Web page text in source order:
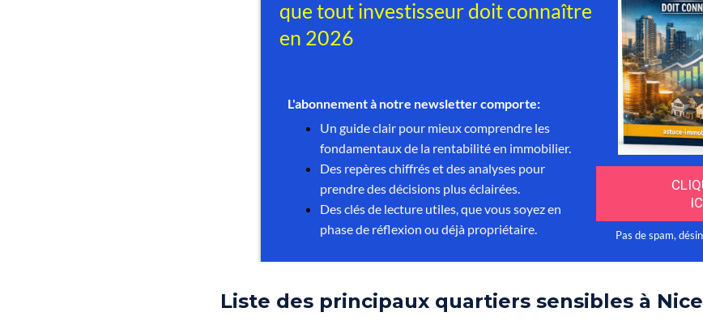
Liste des principaux quartiers sensibles à Nice